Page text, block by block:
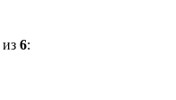
из 6: